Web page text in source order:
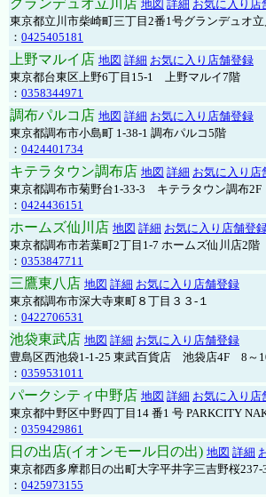
グランデュオ立川店 地図 詳細 お気に入り店
東京都立川市柴崎町三丁目2番1号グランデュオ
： 0425405181
上野マルイ店 地図 詳細 お気に入り店舗登録
東京都台東区上野6丁目15-1 上野マルイ7階
： 0358344971
調布パルコ店 地図 詳細 お気に入り店舗登録
東京都調布市小島町 1-38-1 調布パルコ5階
： 0424401734
キテラタウン調布店 地図 詳細 お気に入り店
東京都調布市菊野台1-33-3 キテラタウン調布2F
： 0424436151
ホームズ仙川店 地図 詳細 お気に入り店舗登
東京都調布市若葉町2丁目1-7 ホームズ仙川店2階
： 0353847711
三鷹東八店 地図 詳細 お気に入り店舗登録
東京都調布市深大寺東町８丁目３３-１
： 0422706531
池袋東武店 地図 詳細 お気に入り店舗登録
豊島区西池袋1-1-25 東武百貨店 池袋店4F 8～
： 0359531011
パークシティ中野店 地図 詳細 お気に入り店
東京都中野区中野四丁目14 番1 号 PARKCITY
： 0359429861
日の出店(イオンモール日の出) 地図 詳細
東京都西多摩郡日の出町大字平井字三吉野桜237-
： 0425973155